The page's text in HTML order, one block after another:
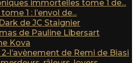
immortelles tome 1 de...
1 : l’envol de...
de JC Staignier
de Pauline Libersart
Kova
l’avènement de Remi de Biasi